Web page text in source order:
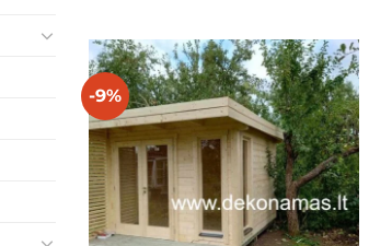
-9% Mėgstamiausias